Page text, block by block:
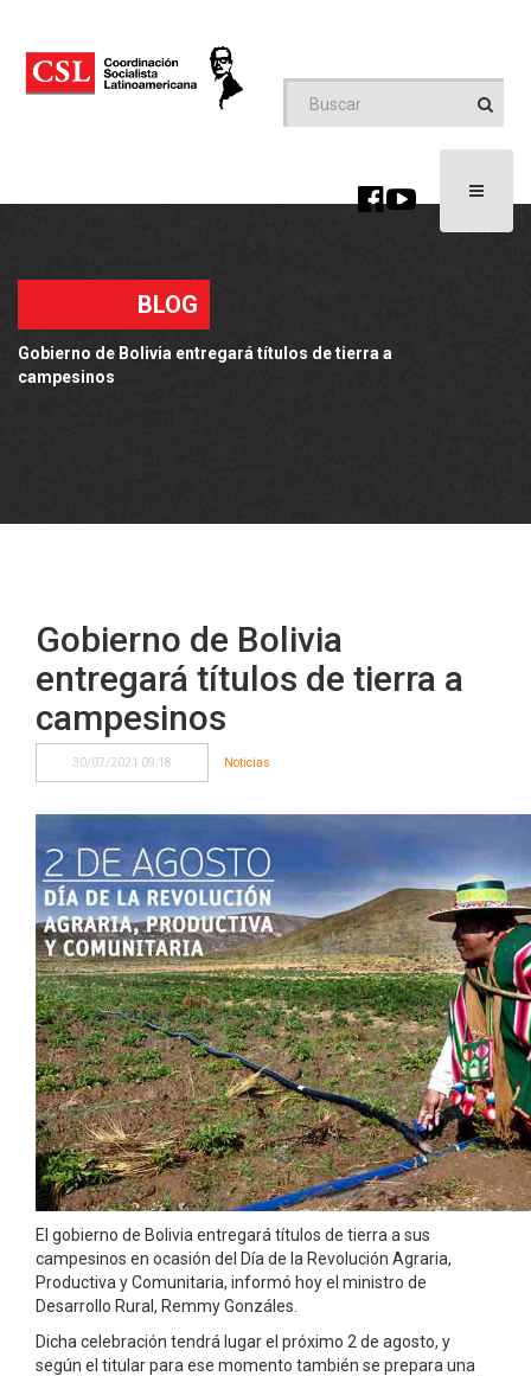
Toggle
BLOG
Gobierno de Bolivia entregará títulos de tierra a
campesinos
Gobierno de Bolivia
entregará títulos de tierra a
campesinos
30/07/2021 09:18 Noticias
El gobierno de Bolivia entregará títulos de tierra a sus
campesinos en ocasión del Día de la Revolución Agraria,
Productiva y Comunitaria, informó hoy el ministro de
Desarrollo Rural, Remmy Gonzáles.
Dicha celebración tendrá lugar el próximo 2 de agosto, y
según el titular para ese momento también se prepara una